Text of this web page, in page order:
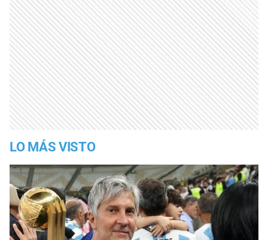
LO MÁS VISTO